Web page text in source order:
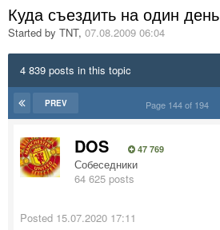
Куда съездить на один день
Started by TNT, 07.08.2009 06:04
4 839 posts in this topic
PREV Page 144 of 194
DOS 47 769
Собеседники
64 625 posts
Posted 15.07.2020 17:11